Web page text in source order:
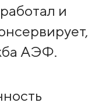
и
АЭФ.